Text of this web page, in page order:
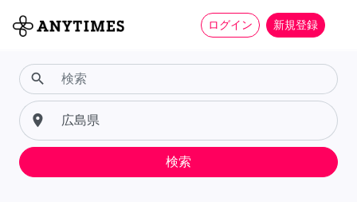
ログイン 新規登録
search
place
検索